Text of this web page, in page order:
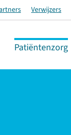
Verwijzers
Patiëntenzorg